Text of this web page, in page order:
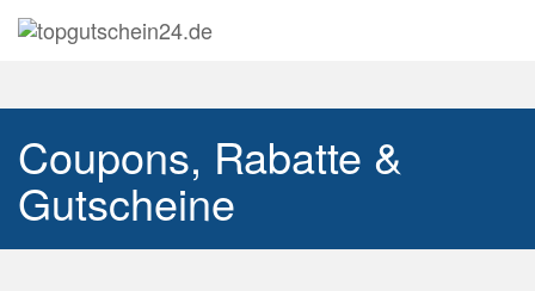
Coupons, Rabatte &
Gutscheine